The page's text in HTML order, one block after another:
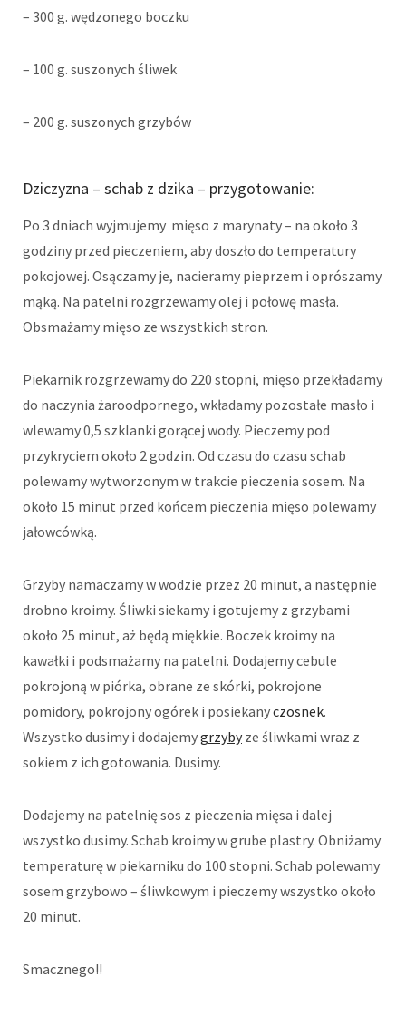
– 300 g. wędzonego boczku
– 100 g. suszonych śliwek
– 200 g. suszonych grzybów
Dziczyzna – schab z dzika – przygotowanie:
Po 3 dniach wyjmujemy mięso z marynaty – na około 3
godziny przed pieczeniem, aby doszło do temperatury
pokojowej. Osączamy je, nacieramy pieprzem i oprószamy
mąką. Na patelni rozgrzewamy olej i połowę masła.
Obsmażamy mięso ze wszystkich stron.
Piekarnik rozgrzewamy do 220 stopni, mięso przekładamy
do naczynia żaroodpornego, wkładamy pozostałe masło i
wlewamy 0,5 szklanki gorącej wody. Pieczemy pod
przykryciem około 2 godzin. Od czasu do czasu schab
polewamy wytworzonym w trakcie pieczenia sosem. Na
około 15 minut przed końcem pieczenia mięso polewamy
jałowcówką.
Grzyby namaczamy w wodzie przez 20 minut, a następnie
drobno kroimy. Śliwki siekamy i gotujemy z grzybami
około 25 minut, aż będą miękkie. Boczek kroimy na
kawałki i podsmażamy na patelni. Dodajemy cebule
pokrojoną w piórka, obrane ze skórki, pokrojone
pomidory, pokrojony ogórek i posiekanyczosnek.
Wszystko dusimy i dodajemygrzybyze śliwkami wraz z
sokiem z ich gotowania. Dusimy.
Dodajemy na patelnię sos z pieczenia mięsa i dalej
wszystko dusimy. Schab kroimy w grube plastry. Obniżamy
temperaturę w piekarniku do 100 stopni. Schab polewamy
sosem grzybowo – śliwkowym i pieczemy wszystko około
20 minut.
Smacznego!!